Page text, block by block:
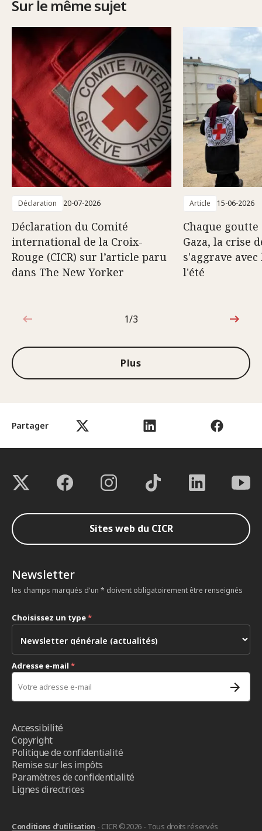
Partager
Sur le même sujet
Déclaration 20-07-2026
Déclaration du Comité
international de la Croix-
Rouge (CICR) sur l’article paru
dans The New Yorker
Article 15-06-2026
Chaque goutte
Gaza, la crise
s'aggrave
l'été
1sur3
1/3
Plus
Sites web du CICR
Newsletter
les champs marqués d'un * doivent obligatoirement être renseignés
Choisissez un type*
Adresse e-mail *
Accessibilité
Copyright
Politique de confidentialité
Remise sur les impôts
Paramètres de confidentialité
Lignes directrices
Conditions d’utilisation - CICR ©2026 - Tous droits réservés